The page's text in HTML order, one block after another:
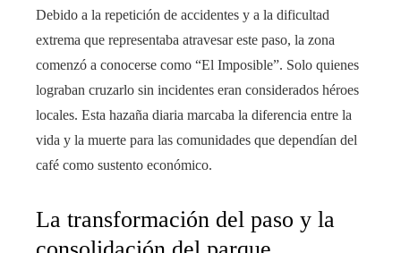
Debido a la repetición de accidentes y a la dificultad
extrema que representaba atravesar este paso, la zona
comenzó a conocerse como “El Imposible”. Solo quienes
lograban cruzarlo sin incidentes eran considerados héroes
locales. Esta hazaña diaria marcaba la diferencia entre la
vida y la muerte para las comunidades que dependían del
café como sustento económico.
La transformación del paso y la